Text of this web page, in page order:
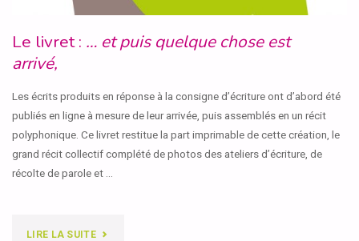
Le livret : … et puis quelque chose est
arrivé,
Les écrits produits en réponse à la consigne d’écriture ont d’abord été
publiés en ligne à mesure de leur arrivée, puis assemblés en un récit
polyphonique. Ce livret restitue la part imprimable de cette création, le
grand récit collectif complété de photos des ateliers d’écriture, de
récolte de parole et …
LIRE LA SUITE"LE